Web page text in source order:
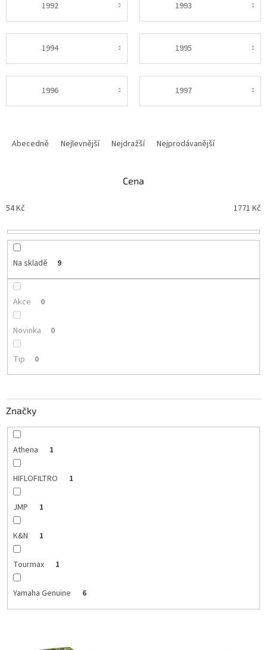
1992 1993
1994 1995
1996 1997
p
o
Abecedně Nejlevnější Nejdražší Nejprodávanější
Cena
54Kč 1771 Kč
Na skladě 9
Akce 0
Novinka 0
Tip 0
Značky
Athena 1
HIFLOFILTRO 1
JMP 1
K&N 1
Tourmax 1
Yamaha Genuine 6